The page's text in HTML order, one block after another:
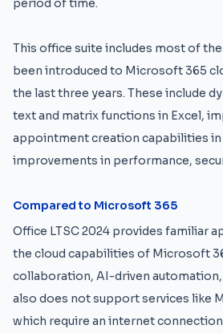
period of time.
This office suite includes most of
been introduced to Microsoft 365
the last three years. These include
text and matrix functions in Excel,
appointment creation capabilities in
improvements in performance,
Compared to Microsoft 365
Office LTSC 2024 provides familiar
the cloud capabilities of Microsoft
collaboration, AI-driven
also does not support services like
which require an internet connection